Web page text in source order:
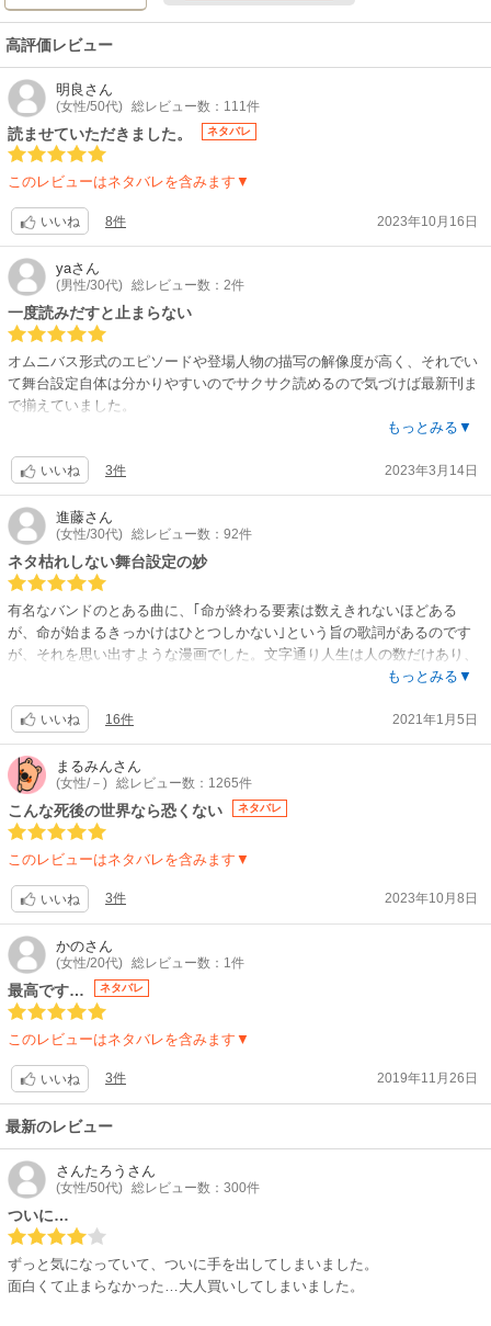
高評価レビュー
明良 さん
(女性/50代) 総レビュー数：111件
読ませていただきました。 ネタバレ
このレビューはネタバレを含みます▼
いいね 8件 2023年10月16日
yaさん
(男性/30代) 総レビュー数：2件
一度読みだすと止まらない
オムニバス形式のエピソードや登場人物の描写の解像度が高く、それでい
て舞台設定自体は分かりやすいのでサクサク読めるので気づけば最新刊ま
で揃えていました。
の登場人物がどのように生きて最後を迎えたかというドキュメンタリーを
見て考える、楽しむという雰囲気の作品です。
素敵な人生を送った人、報われない人生を送った人、それぞれに魅力があ
るので程よく感情を動かされます。繰り返し読みたくなるものもあれば、
しばらく読めないと感じるものもあり、総じて独特な余韻が癖になりま
す。
エピソードの幕間で描かれる主要人物たちによるヒューマンドラマも魅力
で、精神的に欠落している人、葛藤を続けている人、確固とした価値観の
て読んだり、これからどんな成長を遂げていくのか考えたりできるのも先
が気になるポイント。
また「ジェンダー」「ネット炎上」「宗教」等、現代の日本社会で何かと
話題になるテーマも一部取り扱っているのですが、思想的には比較的フラ
ットに描かれているので、そういった描写に過敏な人もストレスなく読め
ると思います。人によっては物足りないかもしれませんが、個人的には良
いバランスだと思いました。
ただし作品のテーマがテーマなので、グロテスクなシーンがあったり、登
場人物の生い立ちに自分を重ねてしまったりと、そういった面で苦手に感
じる人はいるかもしれません。
もっとみる▼
いいね 3件 2023年3月14日
進藤さん
(女性/30代) 総レビュー数：92件
ネタ枯れしない舞台設定の妙
有名なバンドのとある曲に、｢命が終わる要素は数えきれないほどある
が、命が始まるきっかけはひとつしかない｣という旨の歌詞があるのです
が、それを思い出すような漫画でした。文字通り人生は人の数だけあり、
また死に方もひとえに｢○○死｣といっても千差万別なのだということ。死ぬ
ことであり、死んでしまえばもう一切現世に関われないこと。生死という
のは作者の自己満足と面白さのバランス感覚が試される題材だと思います
が、作者の主張と物語の面白みとがしっかり両立できている作品だと思い
ました。17巻も続いているのにネタ切れ感のまったくないところも、その
人の人生を描くというスタイルによるところだと思います。ただ、とはい
っても100巻も200巻もこのまま死者一人ひとりの各論を続けていけるとは
思わないので、今後どうなるかも期待したいところです。最後に、初期の
ろがありました。が、最近は読者の代弁だったり、嫌みというよりもはや
喧嘩腰の発言をしたりとかなり雄弁になってきています。シ村さんには読
者の憂さ晴らし役ではなく、あくまで死役所のいち職員として、淡々とし
たストーリーテラーの役割をお願いしたいな…と思っています。
もっとみる▼
いいね 16件 2021年1月5日
まるみんさん
(女性/－) 総レビュー数：1265件
こんな死後の世界なら恐くない ネタバレ
このレビューはネタバレを含みます▼
いいね 3件 2023年10月8日
かのさん
(女性/20代) 総レビュー数：1件
最高です… ネタバレ
このレビューはネタバレを含みます▼
いいね 3件 2019年11月26日
最新のレビュー
さんたろう さん
(女性/50代) 総レビュー数：300件
ついに…
ずっと気になっていて、ついに手を出してしまいました。
面白くて止まらなかった…大人買いしてしまいました。